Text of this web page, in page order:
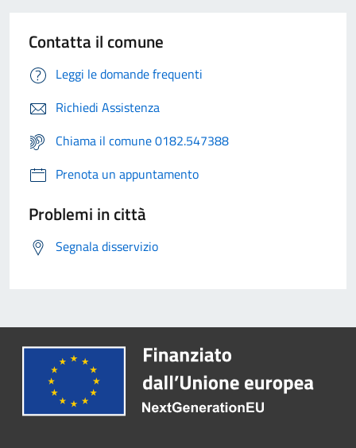
Contatta il comune
Leggi le domande frequenti
Richiedi Assistenza
Chiama il comune 0182.547388
Prenota un appuntamento
Problemi in città
Segnala disservizio